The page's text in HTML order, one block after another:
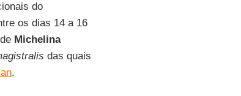
do
os dias 14 a 16
Michelina
das quais
.